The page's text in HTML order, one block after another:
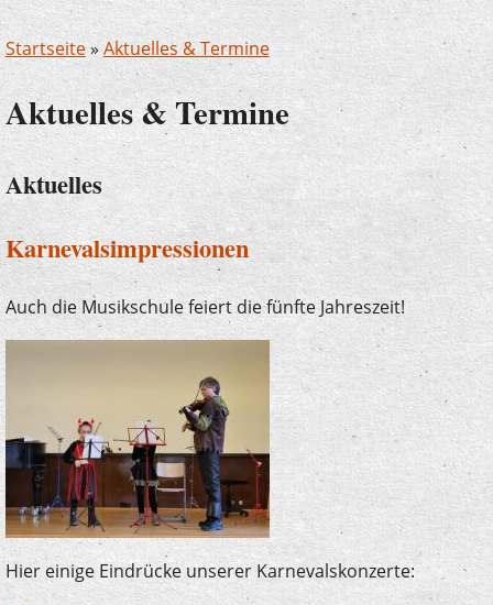
Startseite»Aktuelles & Termine
Aktuelles & Termine
Aktuelles
Karnevalsimpressionen
Auch die Musikschule feiert die fünfte Jahreszeit!
Hier einige Eindrücke unserer Karnevalskonzerte: